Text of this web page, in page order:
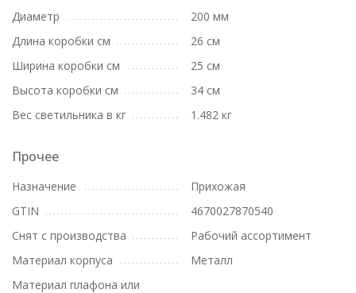
Диаметр
200 мм
Длина коробки см
26 см
Ширина коробки см
25 см
Высота коробки см
34 см
Вес светильника в кг
1.482 кг
Прочее
Назначение
Прихожая
GTIN
4670027870540
Снят с производства
Рабочий ассортимент
Материал корпуса
Металл
Материал плафона или